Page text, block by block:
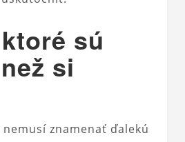
sú
si
nemusí znamenať ďalekú